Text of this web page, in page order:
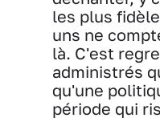
les plus
uns ne
là. C'est
administrés
qu'une
période qui